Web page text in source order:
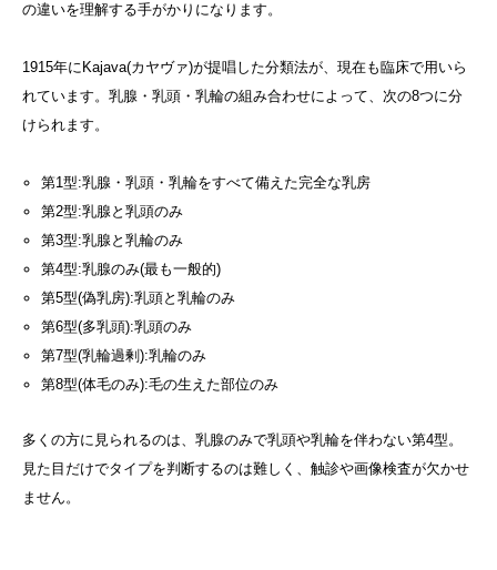
の違いを理解する手がかりになります。
1915年にKajava(カヤヴァ)が提唱した分類法が、現在も臨床で用いら
れています。乳腺・乳頭・乳輪の組み合わせによって、次の8つに分
けられます。
第1型:乳腺・乳頭・乳輪をすべて備えた完全な乳房
第2型:乳腺と乳頭のみ
第3型:乳腺と乳輪のみ
第4型:乳腺のみ(最も一般的)
第5型(偽乳房):乳頭と乳輪のみ
第6型(多乳頭):乳頭のみ
第7型(乳輪過剰):乳輪のみ
第8型(体毛のみ):毛の生えた部位のみ
多くの方に見られるのは、乳腺のみで乳頭や乳輪を伴わない第4型。
見た目だけでタイプを判断するのは難しく、触診や画像検査が欠かせ
ません。